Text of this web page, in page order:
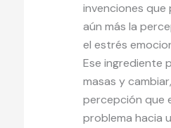
invenciones
aún más la
el estrés
Ese ingrediente
masas y
percepción que
problema hacia